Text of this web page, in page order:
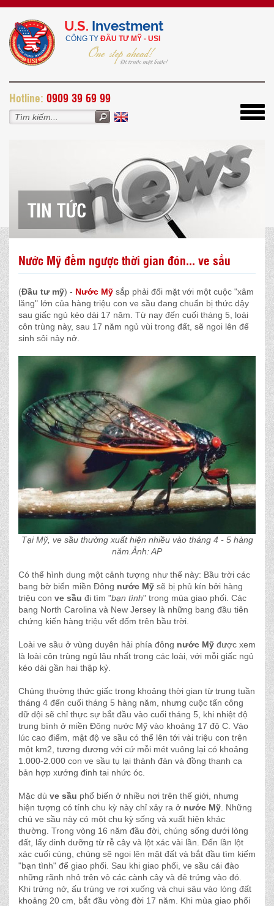
U.S. Investment
CÔNG TY ĐẦU TƯ MỸ - USI
Hotline: 0909 39 69 99
TIN TỨC
Nước Mỹ đếm ngược thời gian đón... ve sầu
(Đầu tư mỹ) - Nước Mỹ sắp phải đối mặt với một cuộc "xâm
lăng" lớn của hàng triệu con ve sầu đang chuẩn bị thức dậy
sau giấc ngủ kéo dài 17 năm. Từ nay đến cuối tháng 5, loài
côn trùng này, sau 17 năm ngủ vùi trong đất, sẽ ngoi lên để
sinh sôi nảy nở.
Tại Mỹ, ve sầu thường xuất hiện nhiều vào tháng 4 - 5 hàng
năm.Ảnh: AP
Có thể hình dung một cảnh tượng như thế này: Bầu trời các
bang bờ biển miền Đông nước Mỹ sẽ bị phủ kín bởi hàng
triệu con ve sầu đi tìm "bạn tình" trong mùa giao phối. Các
bang North Carolina và New Jersey là những bang đầu tiên
chứng kiến hàng triệu vết đốm trên bầu trời.
Loài ve sầu ở vùng duyên hải phía đông nước Mỹ được xem
là loài côn trùng ngủ lâu nhất trong các loài, với mỗi giấc ngủ
kéo dài gần hai thập kỷ.
Chúng thường thức giấc trong khoảng thời gian từ trung tuần
tháng 4 đến cuối tháng 5 hàng năm, nhưng cuộc tấn công
dữ dội sẽ chỉ thực sự bắt đầu vào cuối tháng 5, khi nhiệt độ
trung bình ở miền Đông nước Mỹ vào khoảng 17 độ C. Vào
lúc cao điểm, mật độ ve sầu có thể lên tới vài triệu con trên
một km2, tương đương với cứ mỗi mét vuông lại có khoảng
1.000-2.000 con ve sầu tụ lại thành đàn và đồng thanh ca
bản hợp xướng đinh tai nhức óc.
Mặc dù ve sầu phổ biến ở nhiều nơi trên thế giới, nhưng
hiện tượng có tính chu kỳ này chỉ xảy ra ở nước Mỹ . Những
chú ve sầu này có một chu kỳ sống và xuất hiện khác
thường. Trong vòng 16 năm đầu đời, chúng sống dưới lòng
đất, lấy dinh dưỡng từ rễ cây và lột xác vài lần. Đến lần lột
xác cuối cùng, chúng sẽ ngoi lên mặt đất và bắt đầu tìm kiếm
"bạn tình" để giao phối. Sau khi giao phối, ve sầu cái đào
những rãnh nhỏ trên vỏ các cành cây và đẻ trứng vào đó.
Khi trứng nở, ấu trùng ve rơi xuống và chui sâu vào lòng đất
khoảng 20 cm, bắt đầu vòng đời 17 năm. Khi mùa giao phối